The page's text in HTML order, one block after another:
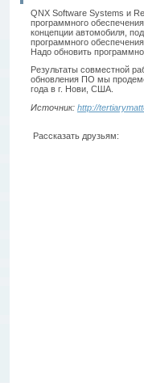
QNX Software Systems и
программного
концепции автомобиля,
программного
Надо обновить
Результаты совместной
обновления ПО мы
года в г. Нови, США.
Источник: http://
Рассказать друзьям: